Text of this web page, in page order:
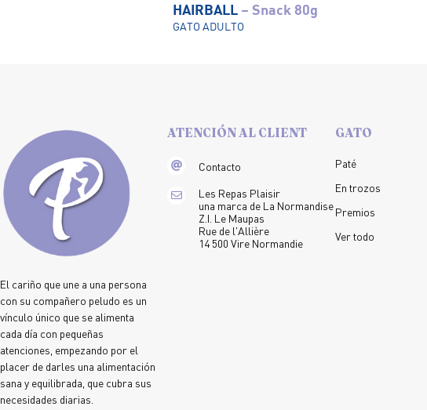
Ver el producto
HAIRBALL – Snack 80g
GATO ADULTO
El cariño que une a una persona
con su compañero peludo es un
vínculo único que se alimenta
cada día con pequeñas
atenciones, empezando por el
placer de darles una alimentación
sana y equilibrada, que cubra sus
necesidades diarias.
ATENCIÓN AL CLIENT
Contacto
Les Repas Plaisir
una marca de La Normandise
Z.I. Le Maupas
Rue de l'Allière
14 500 Vire Normandie
GATO
Paté
En trozos
Premios
Ver todo